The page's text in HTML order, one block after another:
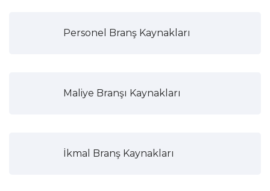
Personel Branş Kaynakları
Maliye Branşı Kaynakları
İkmal Branş Kaynakları